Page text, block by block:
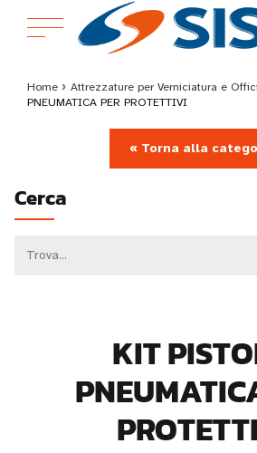
Home › Attrezzature per Verniciatura e
PNEUMATICA PER PROTETTIVI
« Torna alla
Cerca
KIT